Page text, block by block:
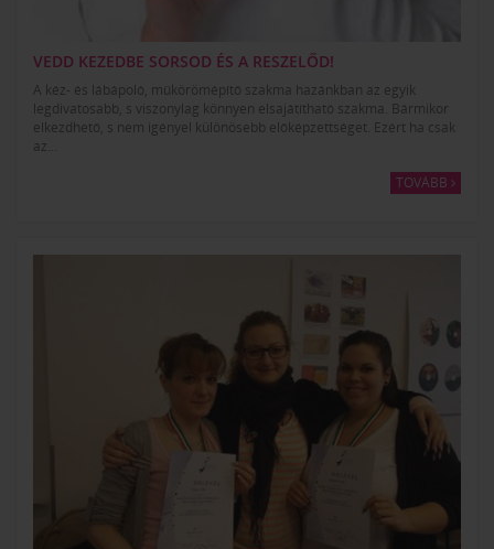
VEDD KEZEDBE SORSOD ÉS A RESZELŐD!
A kéz- és lábápoló, műkörömépítő szakma hazánkban az egyik
legdivatosabb, s viszonylag könnyen elsajátítható szakma. Bármikor
elkezdhető, s nem igényel különösebb előképzettséget. Ezért ha csak
az...
TOVÁBB